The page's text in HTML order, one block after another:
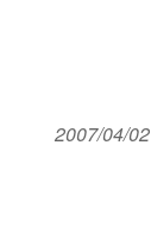
2007/04/02